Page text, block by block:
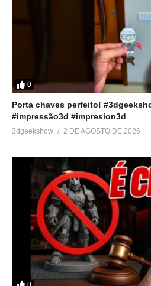
0
Porta chaves perfeito!
#impressão3d #impresion3d
3dgeekshow 2 DE AGOSTO DE 2026